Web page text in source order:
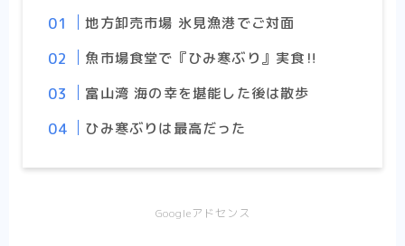
地方卸売市場 氷見漁港でご対面
魚市場食堂で『ひみ寒ぶり』実食‼︎
富山湾 海の幸を堪能した後は散歩
ひみ寒ぶりは最高だった
Googleアドセンス